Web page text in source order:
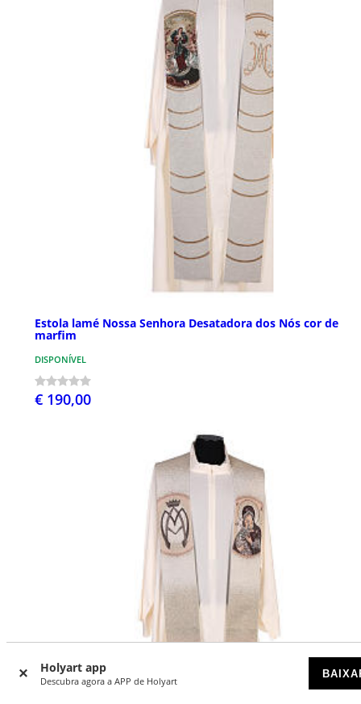
Holyart app
Descubra agora a APP de Holyart
Estola lamé Nossa Senhora Desatadora dos Nós cor de
marfim
DISPONÍVEL
€ 190,00